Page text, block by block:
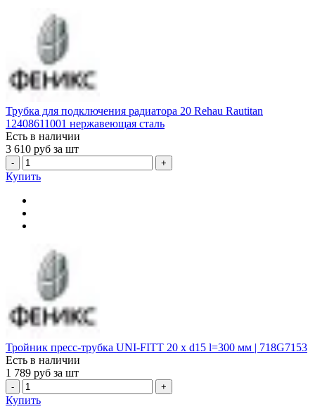
Трубка для подключения радиатора 20 Rehau Rautitan
12408611001 нержавеющая сталь
Есть в наличии
3 610 руб за шт
- +
Купить
Тройник пресс-трубка UNI-FITT 20 x d15 l=300 мм | 718G7153
Есть в наличии
1 789 руб за шт
- +
Купить